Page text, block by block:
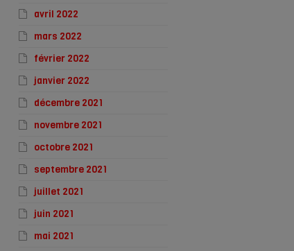
avril 2022
mars 2022
février 2022
janvier 2022
décembre 2021
novembre 2021
octobre 2021
septembre 2021
juillet 2021
juin 2021
mai 2021